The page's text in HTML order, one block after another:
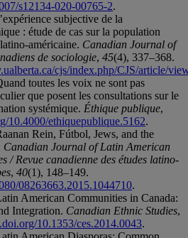
s12134-020-00765-2.
subjective de la
: étude de cas sur la population
américaine. Canadian Journal of
de sociologie, 45(4), 337–368.
cjs/index.php/CJS/article/
toutes les voix ne sont pas
que posent les consultations sur le
systémique. Éthique publique,
10.4000/ethiquepublique.5162.
Rein, Fútbol, Jews, and the
Canadian Journal of Latin American
/ Revue canadienne des études latino-
, 40(1), 148–149.
08263663.2015.1044710.
American Communities in Canada:
Integration. Canadian Ethnic Studies,
10.1353/ces.2014.0043.